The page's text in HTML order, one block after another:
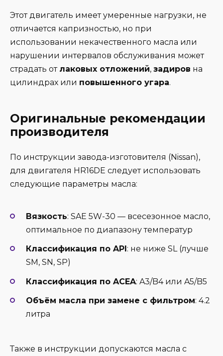
Этот двигатель имеет умеренные нагрузки, не
отличается капризностью, но при
использовании некачественного масла или
нарушении интервалов обслуживания может
страдать от лакoвых отложений, задиров на
цилиндрах или повышенного угара.
Оригинальные рекомендации
производителя
По инструкции завода-изготовителя (Nissan),
для двигателя HR16DE следует использовать
следующие параметры масла:
Вязкость: SAE 5W-30 — всесезонное масло,
оптимальное по диапазону температур
Классификация по API : не ниже SL (лучше
SM, SN, SP)
Классификация по ACEA: A3/B4 или A5/B5
Объём масла при замене с фильтром: 4.2
литра
Также в инструкции допускаются масла с